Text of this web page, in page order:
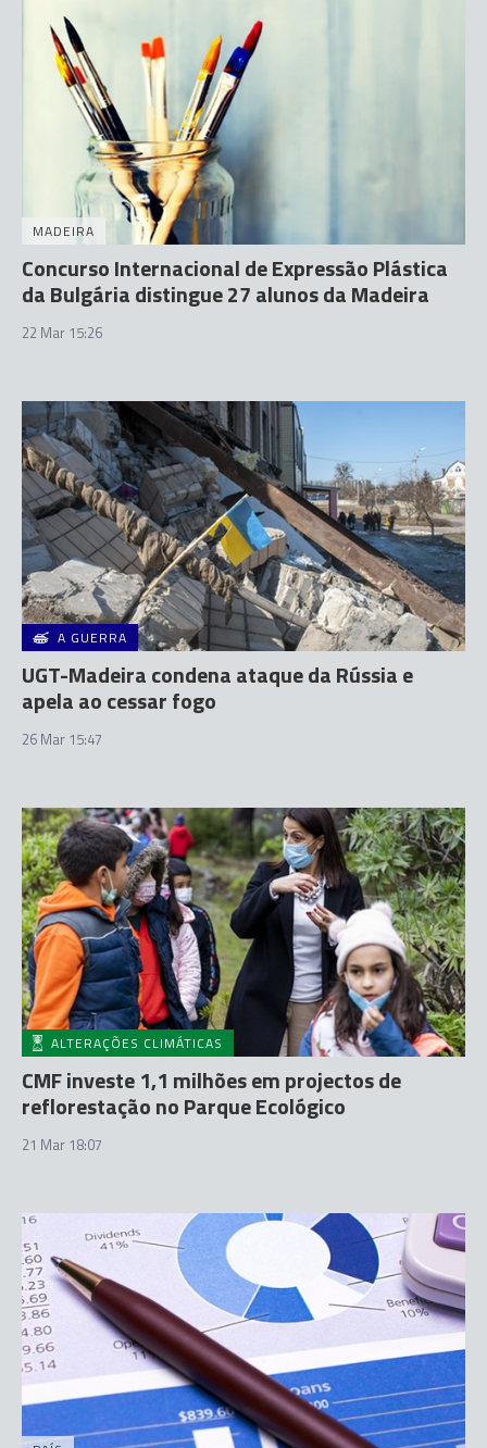
MADEIRA
Concurso Internacional de Expressão Plástica
da Bulgária distingue 27 alunos da Madeira
22 Mar 15:26
A GUERRA
UGT-Madeira condena ataque da Rússia e
apela ao cessar fogo
26 Mar 15:47
ALTERAÇÕES CLIMÁTICAS
CMF investe 1,1 milhões em projectos de
reflorestação no Parque Ecológico
21 Mar 18:07